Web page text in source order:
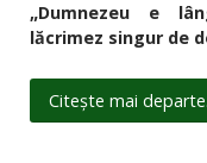
„Dumnezeu e
lăcrimez singur de
Citește mai